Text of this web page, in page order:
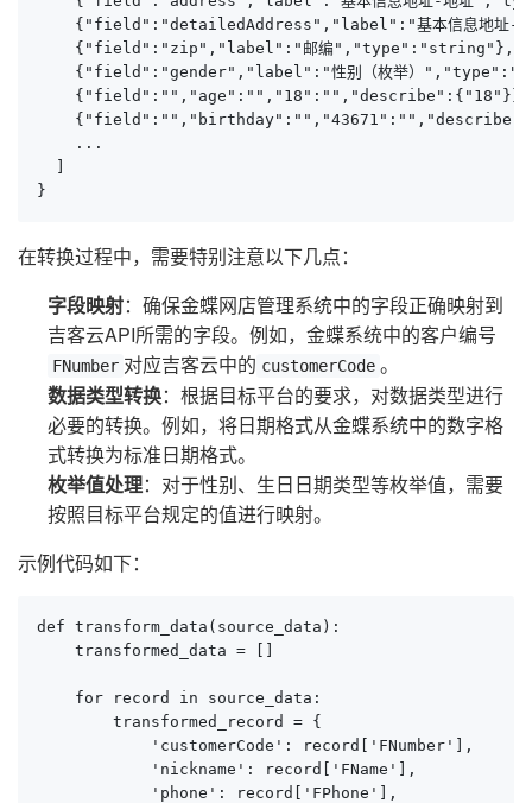
{"field":"detailedAddress","label":"基本信息地址-
    {"field":"zip","label":"邮编","type":"string"},
{"field":"gender","label":"性别（枚举）
    {"field":"","age":"","18":"","describe":{"18"}},
    ...
  ]
}
在转换过程中，需要特别注意以下几点：
字段映射：确保金蝶网店管理系统中的字段正确映射到
吉客云API所需的字段。例如，金蝶系统中的客户编号
FNumber 对应吉客云中的 customerCode 。
数据类型转换：根据目标平台的要求，对数据类型进行
必要的转换。例如，将日期格式从金蝶系统中的数字格
式转换为标准日期格式。
枚举值处理：对于性别、生日日期类型等枚举值，需要
按照目标平台规定的值进行映射。
示例代码如下：
def transform_data(source_data):
    transformed_data = []
    for record in source_data:
        transformed_record = {
            'customerCode': record['FNumber'],
            'nickname': record['FName'],
            'phone': record['FPhone'],